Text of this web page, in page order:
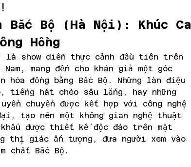
Bắc Bộ (Hà Nội): Khúc Ca
Hồng
là show diễn thực cảnh đầu tiên trên
mang đến cho khán giả một góc
hóa đồng bằng Bắc Bộ. Những làn điệu
tiếng hát chèo sâu lắng, hay những
chuyển được kết hợp với công nghệ
tạo nên một không gian nghệ thuật
khấu được thiết kế độc đáo trên mặt
thị giác ấn tượng, đưa người xem vào
chất Bắc Bộ.